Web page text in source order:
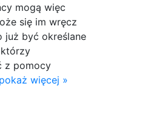
mogą więc
się im wręcz
już być określane
z pomocy
pokaż więcej »